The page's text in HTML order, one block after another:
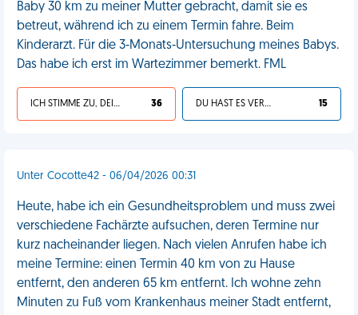
Baby 30 km zu meiner Mutter gebracht, damit sie es
betreut, während ich zu einem Termin fahre. Beim
Kinderarzt. Für die 3‑Monats‑Untersuchung meines Babys.
Das habe ich erst im Wartezimmer bemerkt. FML
ICH STIMME ZU, DEIN LEBEN IST SCHEISSE 36 DU HAST ES VERDIENT 15
Unter Cocotte42 - 06/04/2026 00:31
Heute, habe ich ein Gesundheitsproblem und muss zwei
verschiedene Fachärzte aufsuchen, deren Termine nur
kurz nacheinander liegen. Nach vielen Anrufen habe ich
meine Termine: einen Termin 40 km von zu Hause
entfernt, den anderen 65 km entfernt. Ich wohne zehn
Minuten zu Fuß vom Krankenhaus meiner Stadt entfernt,